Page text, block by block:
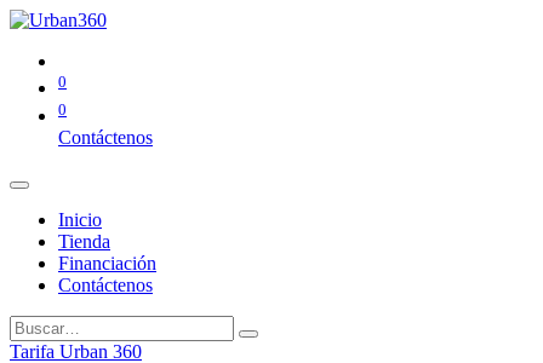
0
0
Contáctenos
Inicio
Tienda
Financiación
Contáctenos
Tarifa Urban 360